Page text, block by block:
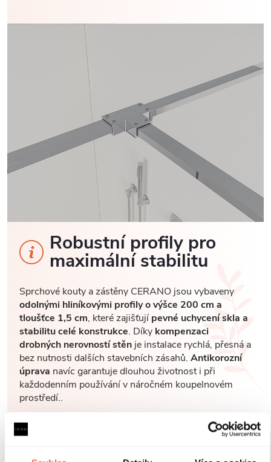
Robustní profily pro
maximální stabilitu
Sprchové kouty a zástěny CERANO jsou vybaveny
odolnými hliníkovými profily o výšce 200 cm a
tloušťce 1,5 cm, které zajišťujípevné uchycení skla a
stabilitu celé konstrukce. Díky kompenzaci
drobných nerovností stěnje instalace rychlá, přesná a
bez nutnosti dalších stavebních zásahů. Antikorozní
úprava navíc garantuje dlouhou životnost i při
každodenním používání v náročném koupelnovém
prostředí..